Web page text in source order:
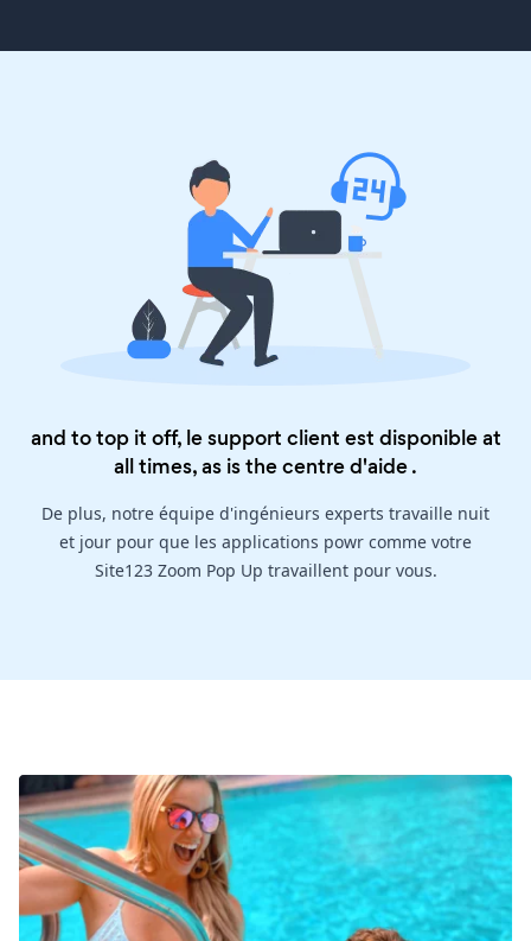
and to top it off, le support client est disponible at
all times, as is thecentre d'aide.
De plus, notre équipe d'ingénieurs experts travaille nuit
et jour pour que les applications powr comme votre
Site123 Zoom Pop Up travaillent pour vous.